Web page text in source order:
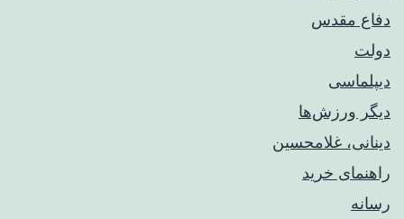
دفاع مقدس
دولت
دیپلماسی
دیگر ورزش‌ها
دینانی، غلامحسین
راهنمای خريد
رسانه